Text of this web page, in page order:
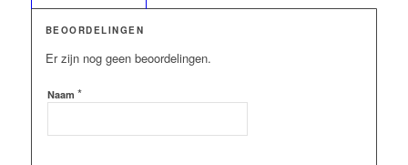
BEOORDELINGEN
Er zijn nog geen beoordelingen.
Naam *